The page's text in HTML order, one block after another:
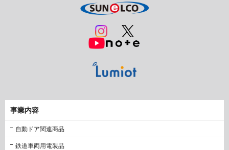
事業内容
自動ドア関連商品
鉄道車両用電装品